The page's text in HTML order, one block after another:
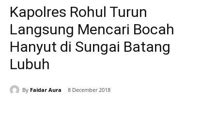
Kapolres Rohul Turun
Langsung Mencari Bocah
Hanyut di Sungai Batang
Lubuh
By Faidar Aura 8 December 2018